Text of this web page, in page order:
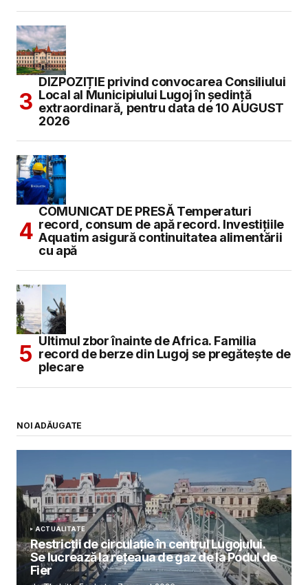
DIZPOZIȚIE privind convocarea Consiliului
Local al Municipiului Lugoj în şedinţă
extraordinară, pentru data de 10 AUGUST
2026
COMUNICAT DE PRESĂ Temperaturi
record, consum de apă record. Investițiile
Aquatim asigură continuitatea alimentării
cu apă
Ultimul zbor înainte de Africa. Familia
record de berze din Lugoj se pregătește de
plecare
NOI ADĂUGATE
ACTUALITATE
Restricții de circulație în centrul Lugojului.
Se lucrează la rețeaua de gaz de la Podul de
Fier